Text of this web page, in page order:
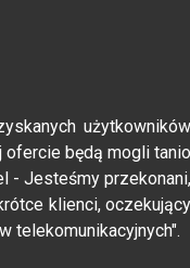
użytkowników
ofercie będą mogli tanio
- Jesteśmy
klienci, oczekujący
telekomunikacyjnych".